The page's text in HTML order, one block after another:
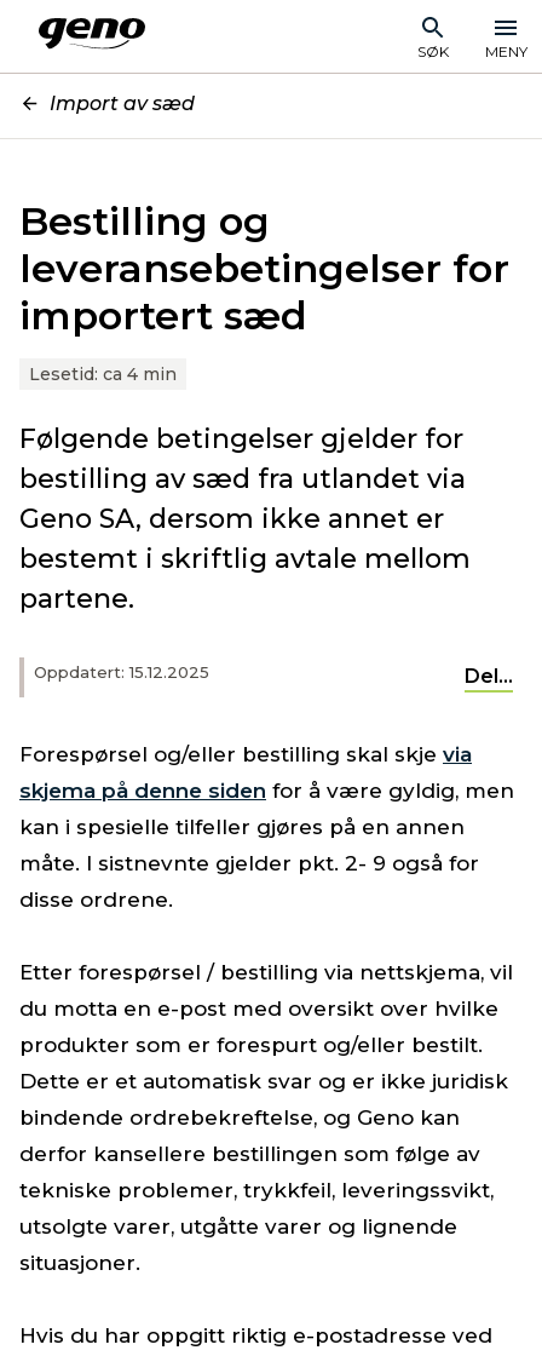
SØK MENY
Import av sæd
Bestilling og
leveransebetingelser for
importert sæd
Lesetid: ca 4 min
Oppdatert: 15.12.2025 Del...
Følgende betingelser gjelder for
bestilling av sæd fra utlandet via
Geno SA, dersom ikke annet er
bestemt i skriftlig avtale mellom
partene.
Forespørsel og/eller bestilling skal skje via
skjema på denne siden for å være gyldig, men
kan i spesielle tilfeller gjøres på en annen
måte. I sistnevnte gjelder pkt. 2- 9 også for
disse ordrene.
Etter forespørsel / bestilling via nettskjema, vil
du motta en e-post med oversikt over hvilke
produkter som er forespurt og/eller bestilt.
Dette er et automatisk svar og er ikke juridisk
bindende ordrebekreftelse, og Geno kan
derfor kansellere bestillingen som følge av
tekniske problemer, trykkfeil, leveringssvikt,
utsolgte varer, utgåtte varer og lignende
situasjoner.
Hvis du har oppgitt riktig e-postadresse ved